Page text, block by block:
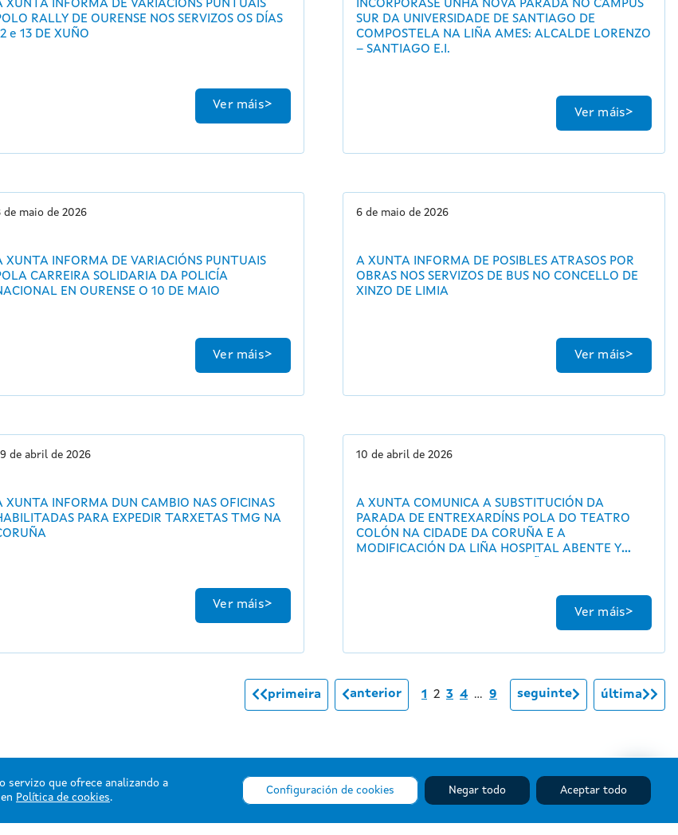
XUNTA INFORMA DE VARIACIÓNS PUNTUAIS
RALLY DE OURENSE NOS SERVIZOS OS DÍAS
e 13 DE XUÑO
Ver máis
INCORPÓRASE UNHA NOVA PARADA NO CAMPUS
SUR DA UNIVERSIDADE DE SANTIAGO DE
COMPOSTELA NA LIÑA AMES: ALCALDE LORENZO
– SANTIAGO E.I.
Ver máis
de maio de 2026
XUNTA INFORMA DE VARIACIÓNS PUNTUAIS
CARREIRA SOLIDARIA DA POLICÍA
EN OURENSE O 10 DE MAIO
Ver máis
6 de maio de 2026
A XUNTA INFORMA DE POSIBLES ATRASOS POR
OBRAS NOS SERVIZOS DE BUS NO CONCELLO DE
XINZO DE LIMIA
Ver máis
de abril de 2026
XUNTA INFORMA DUN CAMBIO NAS OFICINAS
PARA EXPEDIR TARXETAS TMG NA
Ver máis
10 de abril de 2026
A XUNTA COMUNICA A SUBSTITUCIÓN DA
PARADA DE ENTREXARDÍNS POLA DO TEATRO
COLÓN NA CIDADE DA CORUÑA E A
MODIFICACIÓN DA LIÑA HOSPITAL ABENTE Y
Ver máis
primeira anterior 1 2 3 4 … 9 seguinte última
servizo que ofrece analizando a
Política de cookies.
Aceptar todo
Negar todo
Configuración de cookies